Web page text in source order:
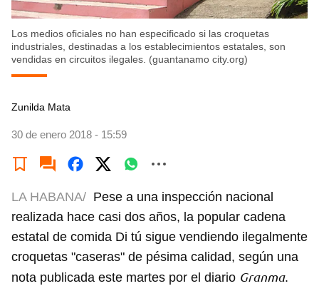
Los medios oficiales no han especificado si las croquetas
industriales, destinadas a los establecimientos estatales, son
vendidas en circuitos ilegales. (guantanamo city.org)
Zunilda Mata
30 de enero 2018 - 15:59
LA HABANA/ Pese a una inspección nacional
realizada hace casi dos años, la popular cadena
estatal de comida Di tú sigue vendiendo ilegalmente
croquetas "caseras" de pésima calidad, según una
nota publicada este martes por el diario Granma.